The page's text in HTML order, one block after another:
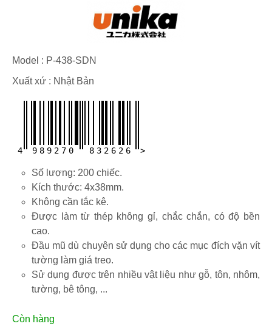
Model : P-438-SDN
Xuất xứ : Nhật Bản
4 9 8 9 2 7 0 8 3 2 6 2 6 >
Số lượng: 200 chiếc.
Kích thước: 4x38mm.
Không cần tắc kê.
Được làm từ thép không gỉ, chắc chắn, có độ bền
cao.
Đầu mũ dù chuyên sử dụng cho các mục đích vặn vít
tường làm giá treo.
Sử dụng được trên nhiều vật liệu như gỗ, tôn, nhôm,
tường, bê tông, ...
Còn hàng